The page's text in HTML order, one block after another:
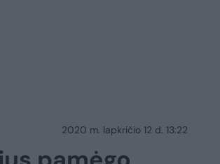
2020 m. lapkričio 12 d. 13:22